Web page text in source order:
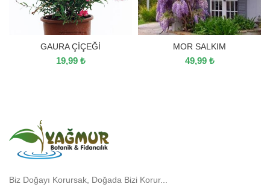
GAURA ÇİÇEĞİ
19,99 ₺
MOR SALKIM
49,99 ₺
Biz Doğayı Korursak, Doğada Bizi Korur...